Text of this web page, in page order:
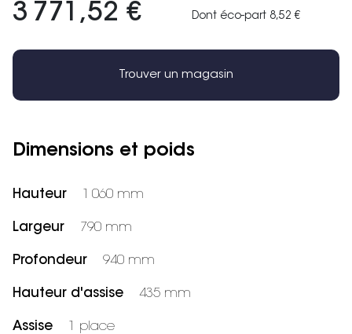
3 771,52 € Dont éco-part 8,52 €
Trouver un magasin
Dimensions et poids
Hauteur 1 060 mm
Largeur 790 mm
Profondeur 940 mm
Hauteur d'assise 435 mm
Assise 1 place